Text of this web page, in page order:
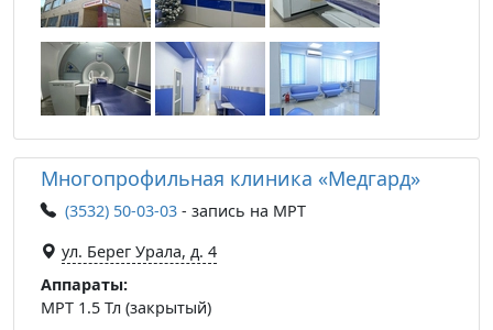
Многопрофильная клиника «Медгард»
(3532) 50-03-03 - запись на МРТ
ул. Берег Урала, д. 4
Аппараты:
МРТ 1.5 Тл (закрытый)